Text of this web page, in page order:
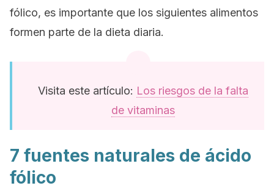
fólico, es importante que los siguientes alimentos
formen parte de la dieta diaria.
Visita este artículo: Los riesgos de la falta
de vitaminas
7 fuentes naturales de ácido
fólico